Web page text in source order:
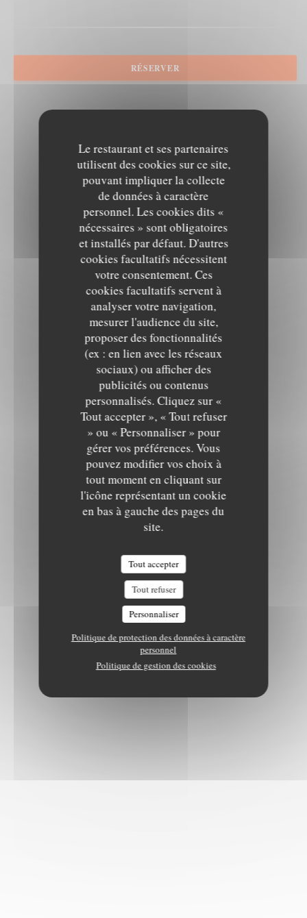
Le restaurant et ses partenaires
utilisent des cookies sur ce site,
pouvant impliquer la collecte
de données à caractère
personnel. Les cookies dits «
nécessaires » sont obligatoires
et installés par défaut. D'autres
cookies facultatifs nécessitent
votre consentement. Ces
cookies facultatifs servent à
analyser votre navigation,
mesurer l'audience du site,
proposer des fonctionnalités
(ex : en lien avec les réseaux
sociaux) ou afficher des
publicités ou contenus
personnalisés. Cliquez sur «
Tout accepter », « Tout refuser
» ou « Personnaliser » pour
gérer vos préférences. Vous
pouvez modifier vos choix à
tout moment en cliquant sur
l'icône représentant un cookie
en bas à gauche des pages du
site.
Tout accepter
Tout refuser
Personnaliser
Politique de protection des données à caractère
personnel
Politique de gestion des cookies
RÉSERVER